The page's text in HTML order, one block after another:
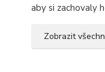
aby si zachovaly
Zobrazit